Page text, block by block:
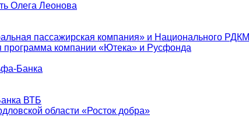
Олега Леонова
пассажирская компания» и Национального РДКМ
программа компании «Ютека» и Русфонда
Банка
ВТБ
области «Росток добра»